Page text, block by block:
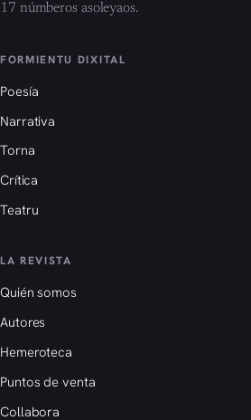
17 númberos asoleyaos.
FORMIENTU DIXITAL
Poesía
Narrativa
Torna
Crítica
Teatru
LA REVISTA
Quién somos
Autores
Hemeroteca
Puntos de venta
Collabora